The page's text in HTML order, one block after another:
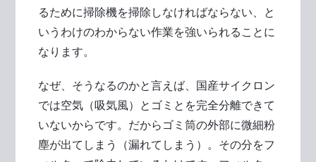
るために掃除機を掃除しなければならない、と
いうわけのわからない作業を強いられることに
なります。
なぜ、そうなるのかと言えば、国産サイクロン
では空気（吸気風）とゴミとを完全分離できて
いないからです。だからゴミ筒の外部に微細粉
塵が出てしまう（漏れてしまう）。その分をフ